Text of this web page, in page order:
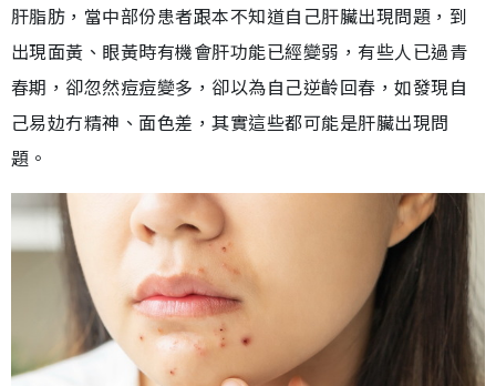
肝脂肪，當中部份患者跟本不知道自己肝臟出現問題，到
出現面黃、眼黃時有機會肝功能已經變弱，有些人已過青
春期，卻忽然痘痘變多，卻以為自己逆齡回春，如發現自
己易攰冇精神、面色差，其實這些都可能是肝臟出現問
題。